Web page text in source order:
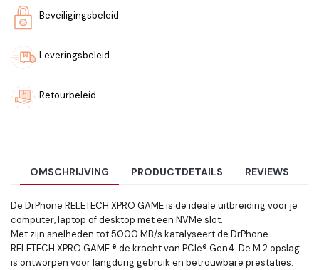
Beveiligingsbeleid
Leveringsbeleid
Retourbeleid
OMSCHRIJVING PRODUCTDETAILS REVIEWS
De DrPhone RELETECH XPRO GAMEis de ideale uitbreiding voor je
computer, laptop of desktop met een NVMe slot.
Met zijn snelheden tot 5000 MB/s katalyseert de DrPhone
RELETECH XPRO GAME ® de kracht van PCIe® Gen4. De M.2 opslag
is ontworpen voor langdurig gebruik en betrouwbare prestaties.